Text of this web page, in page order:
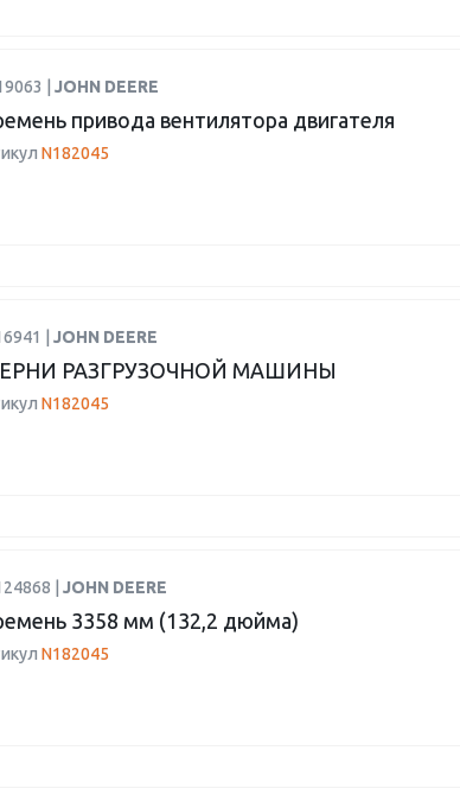
| JOHN DEERE
привода вентилятора двигателя
N182045
| JOHN DEERE
РАЗГРУЗОЧНОЙ МАШИНЫ
N182045
| JOHN DEERE
3358 мм (132,2 дюйма)
N182045